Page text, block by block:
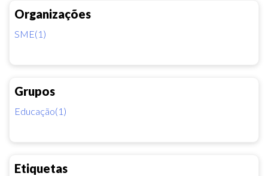
Organizações
SME(1)
Grupos
Educação(1)
Etiquetas